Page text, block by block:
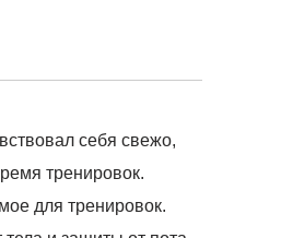
себя свежо,
тренировок.
для тренировок.